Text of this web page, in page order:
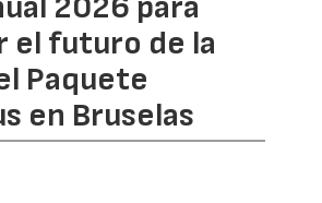
2026 para
el futuro de la
Paquete
en Bruselas